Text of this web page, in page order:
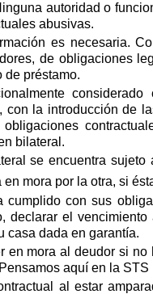
autoridad o
abusivas.
es necesaria.
de obligaciones
de préstamo.
con la introducción de
bilateral.
se encuentra
mora por la otra, si
cumplido con sus
declarar el
casa dada en garantía.
en mora al deudor si
aquí en la
al estar